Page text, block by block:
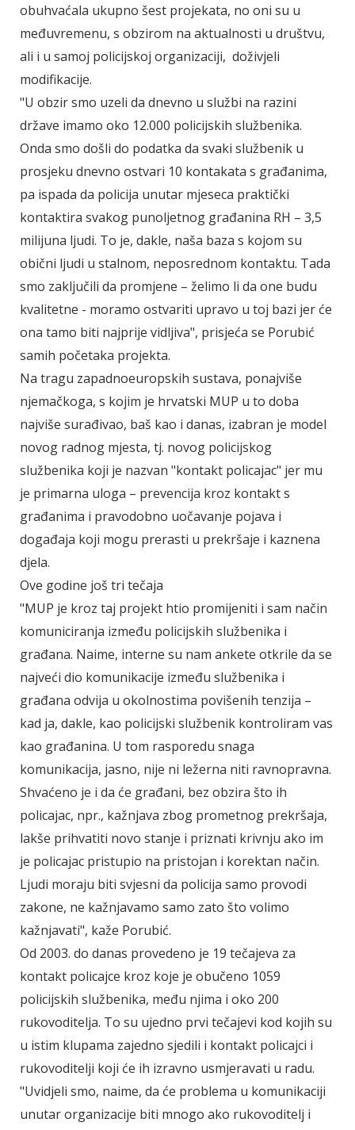
obuhvaćala ukupno šest projekata, no oni su u
međuvremenu, s obzirom na aktualnosti u društvu,
ali i u samoj policijskoj organizaciji, doživjeli
modifikacije.
"U obzir smo uzeli da dnevno u službi na razini
države imamo oko 12.000 policijskih službenika.
Onda smo došli do podatka da svaki službenik u
prosjeku dnevno ostvari 10 kontakata s građanima,
pa ispada da policija unutar mjeseca praktički
kontaktira svakog punoljetnog građanina RH – 3,5
milijuna ljudi. To je, dakle, naša baza s kojom su
obični ljudi u stalnom, neposrednom kontaktu. Tada
smo zaključili da promjene – želimo li da one budu
kvalitetne - moramo ostvariti upravo u toj bazi jer će
ona tamo biti najprije vidljiva", prisjeća se Porubić
samih početaka projekta.
Na tragu zapadnoeuropskih sustava, ponajviše
njemačkoga, s kojim je hrvatski MUP u to doba
najviše surađivao, baš kao i danas, izabran je model
novog radnog mjesta, tj. novog policijskog
službenika koji je nazvan "kontakt policajac" jer mu
je primarna uloga – prevencija kroz kontakt s
građanima i pravodobno uočavanje pojava i
događaja koji mogu prerasti u prekršaje i kaznena
djela.
Ove godine još tri tečaja
"MUP je kroz taj projekt htio promijeniti i sam način
komuniciranja između policijskih službenika i
građana. Naime, interne su nam ankete otkrile da se
najveći dio komunikacije između službenika i
građana odvija u okolnostima povišenih tenzija –
kad ja, dakle, kao policijski službenik kontroliram vas
kao građanina. U tom rasporedu snaga
komunikacija, jasno, nije ni ležerna niti ravnopravna.
Shvaćeno je i da će građani, bez obzira što ih
policajac, npr., kažnjava zbog prometnog prekršaja,
lakše prihvatiti novo stanje i priznati krivnju ako im
je policajac pristupio na pristojan i korektan način.
Ljudi moraju biti svjesni da policija samo provodi
zakone, ne kažnjavamo samo zato što volimo
kažnjavati", kaže Porubić.
Od 2003. do danas provedeno je 19 tečajeva za
kontakt policajce kroz koje je obučeno 1059
policijskih službenika, među njima i oko 200
rukovoditelja. To su ujedno prvi tečajevi kod kojih su
u istim klupama zajedno sjedili i kontakt policajci i
rukovoditelji koji će ih izravno usmjeravati u radu.
"Uvidjeli smo, naime, da će problema u komunikaciji
unutar organizacije biti mnogo ako rukovoditelj i